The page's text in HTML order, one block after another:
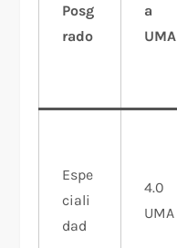
Posg
rado
a
UMA
Espe
ciali
dad
4.0
UMA